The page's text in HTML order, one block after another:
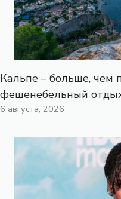
Кальпе – больше, чем
фешенебельный
6 августа, 2026